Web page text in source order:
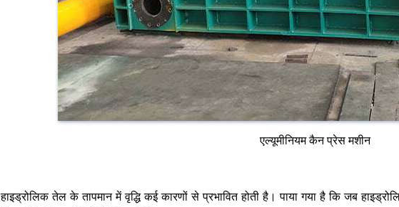
एल्यूमीनियम कैन प्रेस मशीन
हाइड्रोलिक तेल के तापमान में वृद्धि कई कारणों से प्रभावित होती है। पाया गया है कि जब